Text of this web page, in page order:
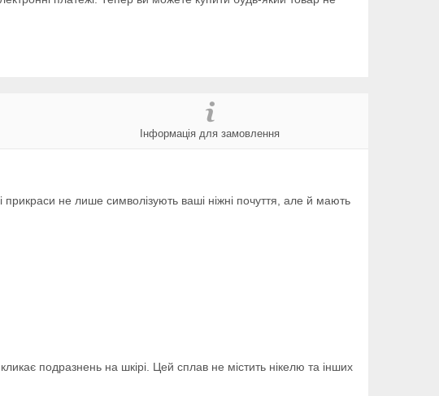
Інформація для замовлення
прикраси не лише символізують ваші ніжні почуття, але й мають
подразнень на шкірі. Цей сплав не містить нікелю та інших